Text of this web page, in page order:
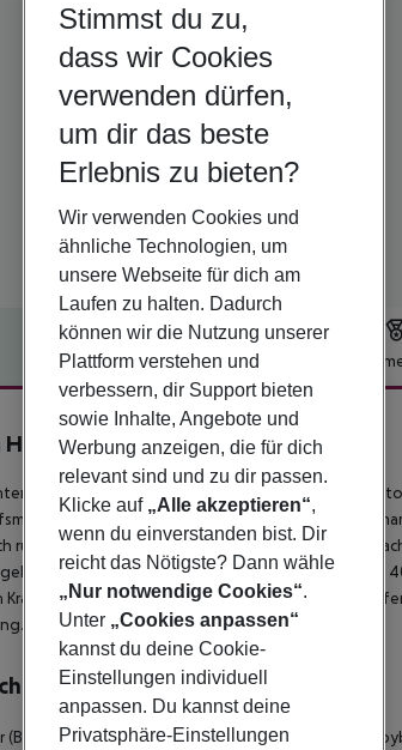
Hotelbeschreibung
& Casino
liegt ca. 250 m vom Sandstrand entfernt. Zum
liegen ca. 1 m vom Hotel, ein
rund 20 m. Zur nächsten Diskothek gelangt man
Orte lassen sich über den Bahnhof in rund
in etwa 800 m Entfernung. Der
(Balkon):Mit Twinbett, 1 Extrabett (Schlafsofa),
Stimmst du zu,
dass wir Cookies
verwenden dürfen,
um dir das beste
Erlebnis zu bieten?
Wir verwenden Cookies und
ähnliche Technologien, um
unsere Webseite für dich am
Laufen zu halten. Dadurch
können wir die Nutzung unserer
Plattform verstehen und
verbessern, dir Support bieten
sowie Inhalte, Angebote und
Werbung anzeigen, die für dich
relevant sind und zu dir passen.
Klicke auf „Alle akzeptieren“,
wenn du einverstanden bist. Dir
reicht das Nötigste? Dann wähle
„Nur notwendige Cookies“.
Unter „Cookies anpassen“
kannst du deine Cookie-
Einstellungen individuell
anpassen. Du kannst deine
Privatsphäre-Einstellungen